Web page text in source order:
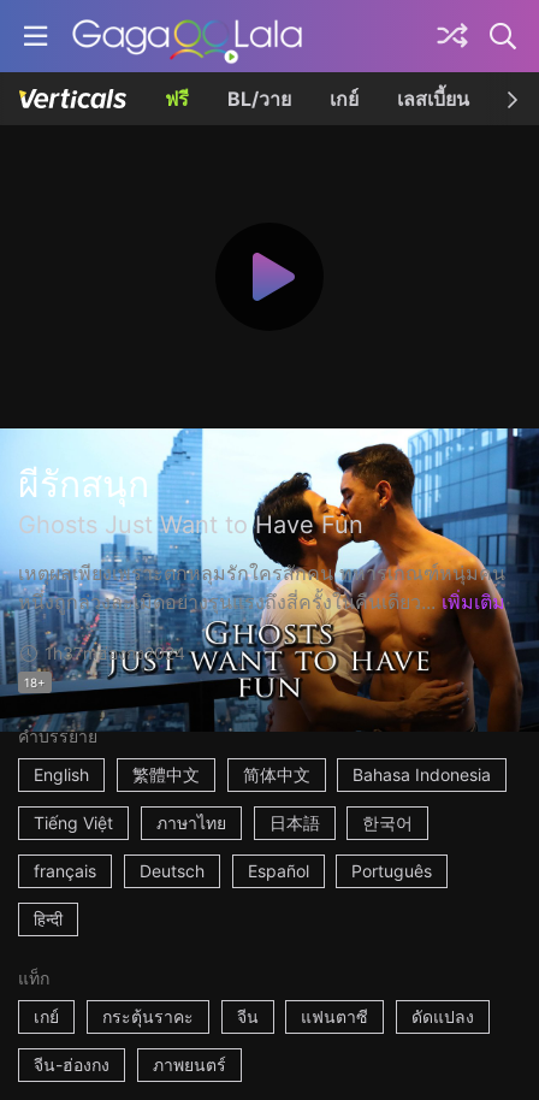
ฟรี BL/วาย เกย์ เลสเบี้ยน เค
ผีรักสนุก
Ghosts Just Want to Have Fun
เหตุผลเพียงเพราะตกหลุมรักใครสักคน ทหารเกณฑ์หนุ่มคน
หนึ่งถูกล่วงละเมิดอย่างรุนแรงถึงสี่ครั้งในคืนเดียว... เพิ่มเติม
1h37mฮ่องกง2024
18+
คำบรรยาย
English
繁體中文 简体中文 Bahasa Indonesia
Tiếng Việt ภาษาไทย 日本語 한국어
français Deutsch Español Português
हिन्दी
แท็ก
เกย์
กระตุ้นราคะ จีน แฟนตาซี ดัดแปลง
จีน-ฮ่องกง ภาพยนตร์